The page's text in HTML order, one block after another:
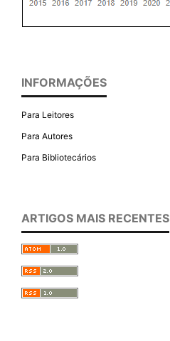
INFORMAÇÕES
Para Leitores
Para Autores
Para Bibliotecários
ARTIGOS MAIS RECENTES